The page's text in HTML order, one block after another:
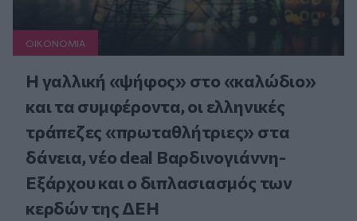
ΟΙΚΟΝΟΜΙΑ
Η γαλλική «ψήφος» στο «καλώδιο»
και τα συμφέροντα, οι ελληνικές
τράπεζες «πρωταθλήτριες» στα
δάνεια, νέο deal Βαρδινογιάννη-
Εξάρχου και ο διπλασιασμός των
κερδών της ΔΕΗ